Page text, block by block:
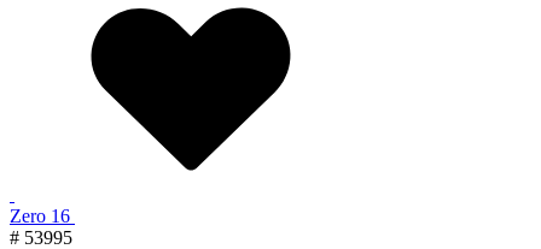
Zero 16
# 53995